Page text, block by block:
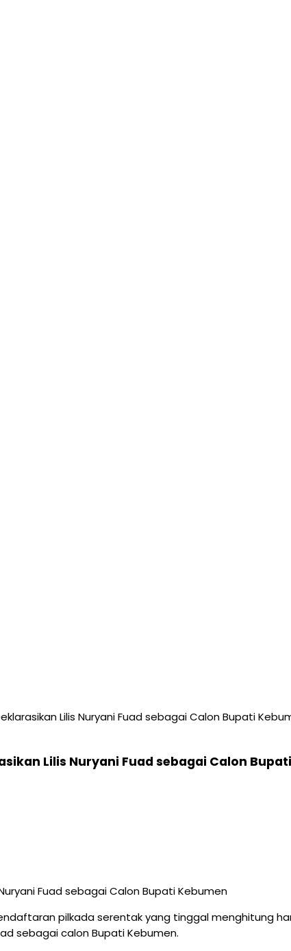
Lilis Nuryani Fuad sebagai Calon Bupati
Lilis Nuryani Fuad sebagai Calon
pilkada serentak yang tinggal menghitung
sebagai calon Bupati Kebumen.